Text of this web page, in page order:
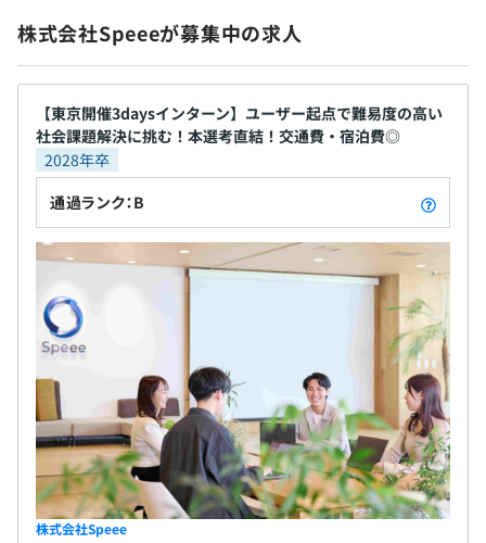
◆アジャイル開発イベント
1〜2週間のスプリント単位で反復開発を実践。チームに
よってイベント自体をアジャイルに変更しています。
・Day1／プランニング：今スプリントで開発するもの
と、実践することを、ビジネス側と開発側ですり合わせる
・Day2〜4／朝会：昨日やったこと・今日やること、スプ
リント達成に向けて障害になりそうな課題共有など、スプ
リントでのコミットを完走できるようにチームで進捗確認
する
・Day5／ウィンセッション：1週間の終わりにみんなでメ
ンバーの成果を讃えること、お互いがやってることを知る
ことを目的としている。スプリントごとの振り返りを大事
にし、よかったこと、改善したい課題などチーム全員で意
見を出す。ビジネス、開発と一緒になりお互いの成果を讃
え合うことで、向かうビジョンをそろえる。
保険）、東京広告業健康保険組合
無期雇用
3カ月（待遇の変更はありません）
株式会社Speeeが募集中の求人
【東京開催3daysインターン】ユーザー起点で難易度の高い
社会課題解決に挑む！本選考直結！交通費・宿泊費◎
2028年卒
通過ランク：B
株式会社Speee